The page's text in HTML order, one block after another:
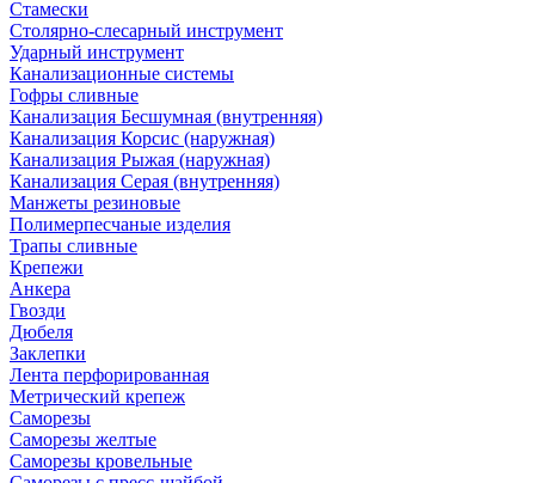
Стамески
Столярно-слесарный инструмент
Ударный инструмент
Канализационные системы
Гофры сливные
Канализация Бесшумная (внутренняя)
Канализация Корсис (наружная)
Канализация Рыжая (наружная)
Канализация Серая (внутренняя)
Манжеты резиновые
Полимерпесчаные изделия
Трапы сливные
Крепежи
Анкера
Гвозди
Дюбеля
Заклепки
Лента перфорированная
Метрический крепеж
Саморезы
Саморезы желтые
Саморезы кровельные